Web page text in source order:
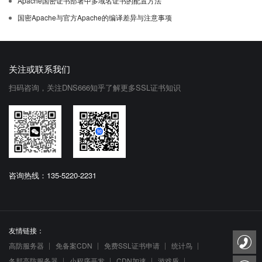
国密Apache与官方Apache的编译差异与注意事项
关注或联系我们
扫码咨询，关注DNS666知乎了解更多SSL证书知识
咨询热线：135-5220-2231
友情链接：
高防服务器
免备案CDN 免费SSL证书申请
统计鸟